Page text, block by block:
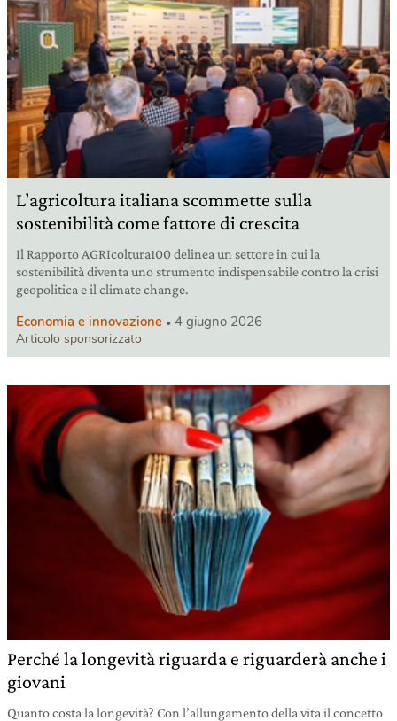
L’agricoltura italiana scommette sulla
sostenibilità come fattore di crescita
Il Rapporto AGRIcoltura100 delinea un settore in cui la
sostenibilità diventa uno strumento indispensabile contro la crisi
geopolitica e il climate change.
Economia e innovazione 4 giugno 2026
Articolo sponsorizzato
Perché la longevità riguarda e riguarderà anche i
giovani
Quanto costa la longevità? Con l’allungamento della vita il concetto